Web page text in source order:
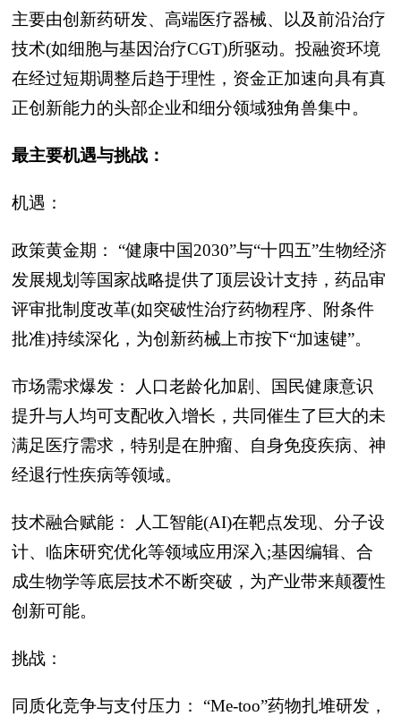
主要由创新药研发、高端医疗器械、以及前沿治疗
技术(如细胞与基因治疗CGT)所驱动。投融资环境
在经过短期调整后趋于理性，资金正加速向具有真
正创新能力的头部企业和细分领域独角兽集中。
最主要机遇与挑战：
机遇：
政策黄金期： “健康中国2030”与“十四五”生物经济
发展规划等国家战略提供了顶层设计支持，药品审
评审批制度改革(如突破性治疗药物程序、附条件
批准)持续深化，为创新药械上市按下“加速键”。
市场需求爆发： 人口老龄化加剧、国民健康意识
提升与人均可支配收入增长，共同催生了巨大的未
满足医疗需求，特别是在肿瘤、自身免疫疾病、神
经退行性疾病等领域。
技术融合赋能： 人工智能(AI)在靶点发现、分子设
计、临床研究优化等领域应用深入;基因编辑、合
成生物学等底层技术不断突破，为产业带来颠覆性
创新可能。
挑战：
同质化竞争与支付压力： “Me-too”药物扎堆研发，